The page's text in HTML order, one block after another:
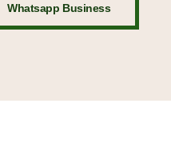
Whatsapp Business